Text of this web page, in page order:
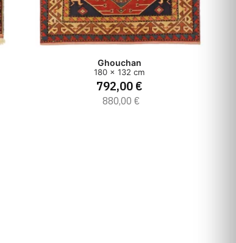
Ghouchan
180 x 132 cm
792,00 €
880,00 €